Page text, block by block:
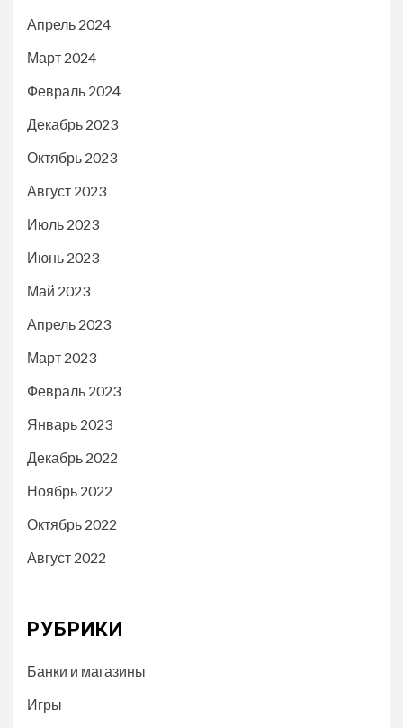
Апрель 2024
Март 2024
Февраль 2024
Декабрь 2023
Октябрь 2023
Август 2023
Июль 2023
Июнь 2023
Май 2023
Апрель 2023
Март 2023
Февраль 2023
Январь 2023
Декабрь 2022
Ноябрь 2022
Октябрь 2022
Август 2022
РУБРИКИ
Банки и магазины
Игры